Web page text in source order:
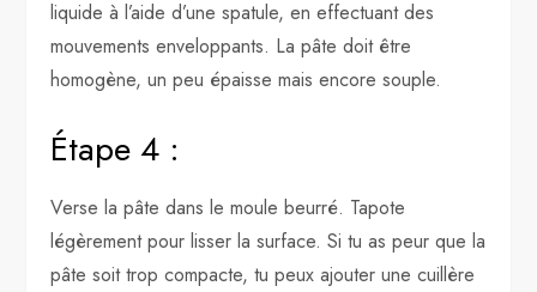
liquide à l’aide d’une spatule, en effectuant des
mouvements enveloppants. La pâte doit être
homogène, un peu épaisse mais encore souple.
Étape 4 :
Verse la pâte dans le moule beurré. Tapote
légèrement pour lisser la surface. Si tu as peur que la
pâte soit trop compacte, tu peux ajouter une cuillère